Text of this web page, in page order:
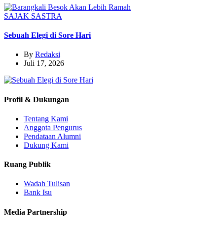
SAJAK SASTRA
Sebuah Elegi di Sore Hari
By Redaksi
Juli 17, 2026
Profil & Dukungan
Tentang Kami
Anggota Pengurus
Pendataan Alumni
Dukung Kami
Ruang Publik
Wadah Tulisan
Bank Isu
Media Partnership